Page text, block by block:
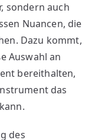
sondern auch
Nuancen, die
Dazu kommt,
Auswahl an
bereithalten,
das
des